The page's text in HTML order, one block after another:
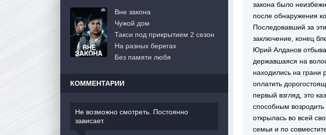
закона было
после обнаружения
Последовавший за
заключение, конец
Юрий Алданов
державшаяся на
находились на грани
оплатить
первый взгляд, это
способным
открылась во всей
семьи и по
Вне закона
Чужой дом
Такси под прикрытием 2 сезон
На разных берегах
Без памяти любя
КОММЕНТАРИИ
Не возможно смотреть. Постоянно
зависает.